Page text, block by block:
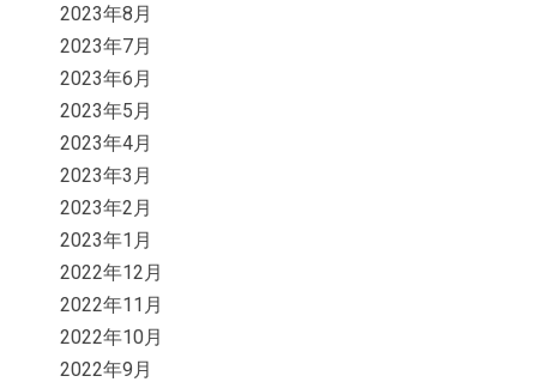
2023年8月
2023年7月
2023年6月
2023年5月
2023年4月
2023年3月
2023年2月
2023年1月
2022年12月
2022年11月
2022年10月
2022年9月